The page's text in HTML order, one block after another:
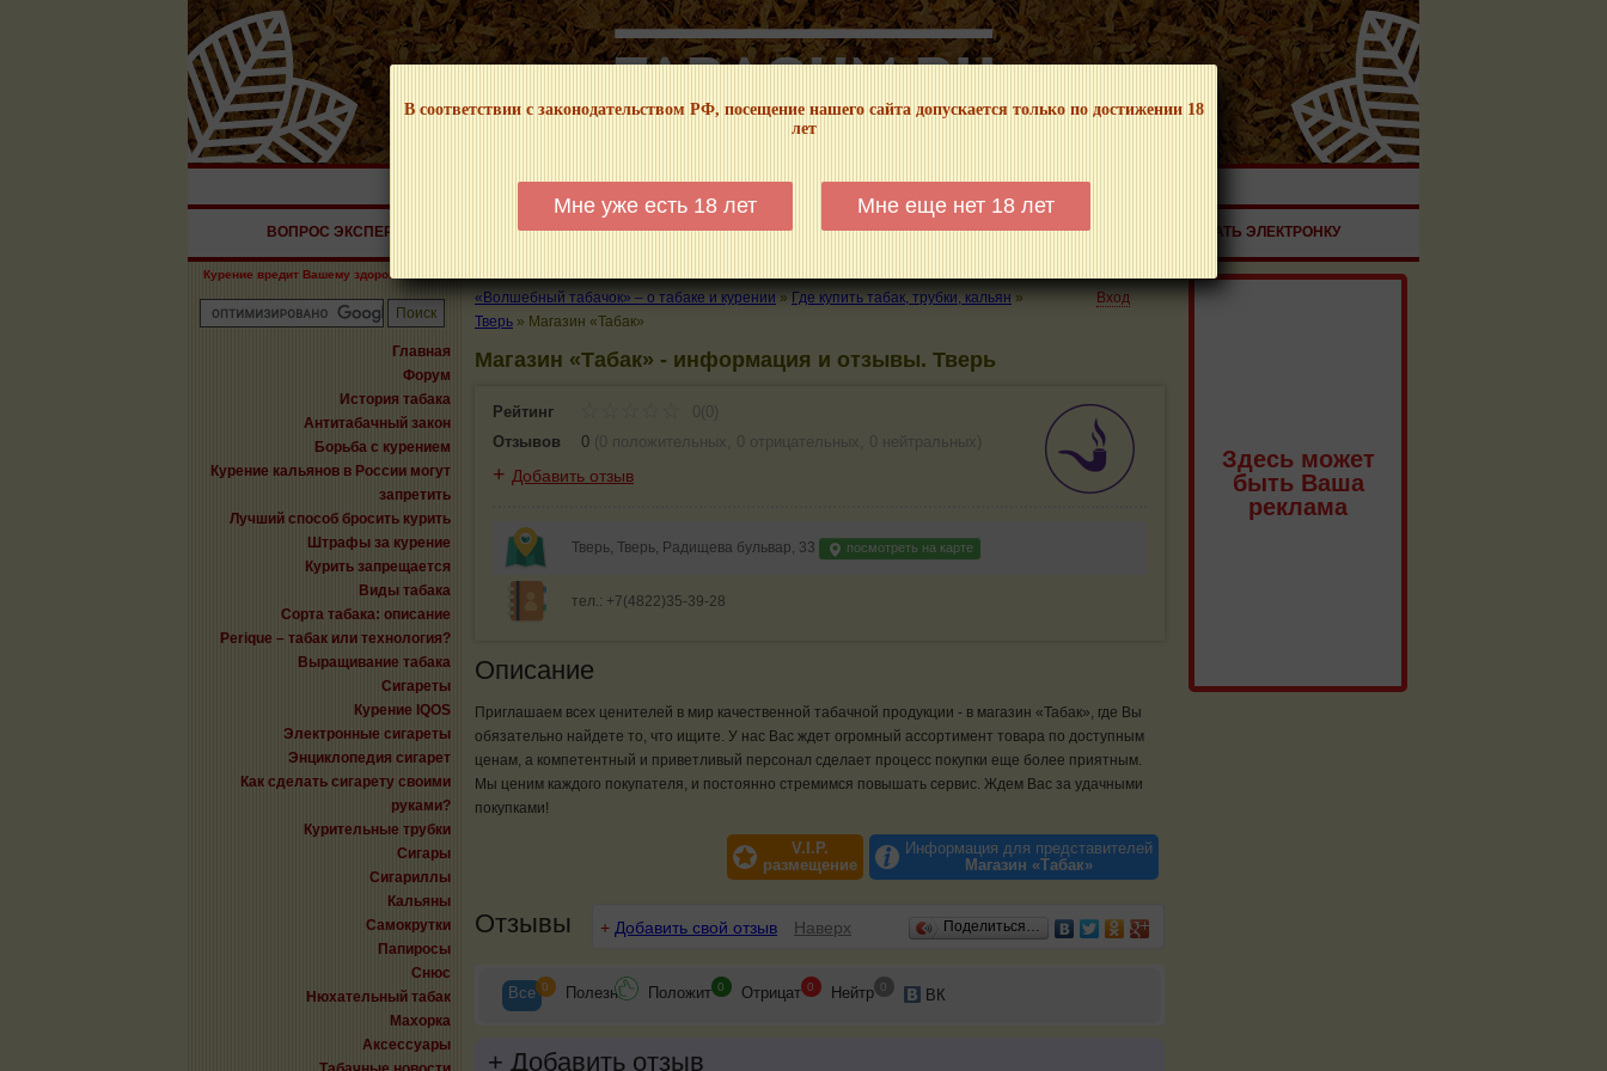
В соответствии с законодательством РФ, посещение нашего сайта допускается только по достижении 18
лет
Мне уже есть 18 лет Мне еще нет 18 лет
НАШ ПОРТАЛ – ИНФОРМАЦИОННЫЙ! МЫ НЕ ЗАНИМАЕМСЯ ПРОДАЖЕЙ И РЕКЛАМОЙ ТАБАЧНОЙ ПРОДУКЦИИ!
ВОПРОС ЭКСПЕРТУ КАЛЬЯНЫ ТРУБКИ ГДЕ КУПИТЬ ГДЕ ПОКУРИТЬ КУРЕНИЕ И ЗДОРОВЬЕ ЗАКАЗАТЬ ЭЛЕКТРОНКУ
Курение вредит Вашему здоровью!
Главная
Форум
История табака
Антитабачный закон
Борьба с курением
Курение кальянов в России могут
запретить
Лучший способ бросить курить
Штрафы за курение
Курить запрещается
Виды табака
Сорта табака: описание
Perique – табак или технология?
Выращивание табака
Сигареты
Курение IQOS
Электронные сигареты
Энциклопедия сигарет
Как сделать сигарету своими
руками?
Курительные трубки
Сигары
Сигариллы
Кальяны
Самокрутки
Папиросы
Снюс
Нюхательный табак
Махорка
Аксессуары
«Волшебный табачок» – о табаке и курении » Где купить табак, трубки, кальян »
Тверь » Магазин «Табак»
Вход
Магазин «Табак» - информация и отзывы. Тверь
Рейтинг
0(0)
Отзывов
0 ( 0 положительных 0 отрицательных 0 нейтральных )
+ Добавить отзыв
Тверь, Тверь, Радищева бульвар, 33 посмотреть на карте
тел.: +7(4822)35-39-28
Описание
Приглашаем всех ценителей в мир качественной табачной продукции - в магазин «Табак», где Вы
обязательно найдете то, что ищите. У нас Вас ждет огромный ассортимент товара по доступным
ценам, а компетентный и приветливый персонал сделает процесс покупки еще более приятным.
Мы ценим каждого покупателя, и постоянно стремимся повышать сервис. Ждем Вас за удачными
покупками!
V.I.P.
размещение
Информация для представителей
Магазин «Табак»
Отзывы + Добавить свой отзыв Наверх Поделиться…
Все 0 Полезн Положит 0 Отрицат 0 Нейтр 0 ВК
+ Добавить отзыв
Здесь может
быть Ваша
реклама